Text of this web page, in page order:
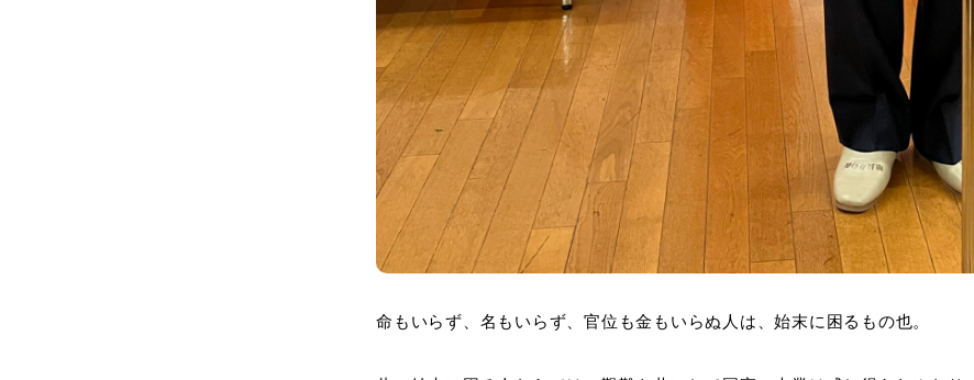
命もいらず、名もいらず、官位も金もいらぬ人は、始末に困るもの也。